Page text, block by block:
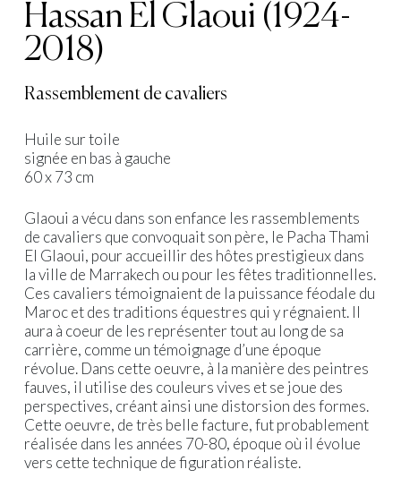
Hassan El Glaoui (1924-
2018)
Rassemblement de cavaliers
Huile sur toile
signée en bas à gauche
60 x 73 cm
Glaoui a vécu dans son enfance les rassemblements
de cavaliers que convoquait son père, le Pacha Thami
El Glaoui, pour accueillir des hôtes prestigieux dans
la ville de Marrakech ou pour les fêtes traditionnelles.
Ces cavaliers témoignaient de la puissance féodale du
Maroc et des traditions équestres qui y régnaient. Il
aura à coeur de les représenter tout au long de sa
carrière, comme un témoignage d’une époque
révolue. Dans cette oeuvre, à la manière des peintres
fauves, il utilise des couleurs vives et se joue des
perspectives, créant ainsi une distorsion des formes.
Cette oeuvre, de très belle facture, fut probablement
réalisée dans les années 70-80, époque où il évolue
vers cette technique de figuration réaliste.